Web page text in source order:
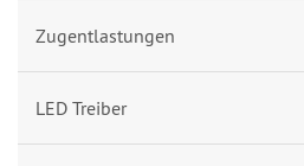
Zugentlastungen
LED Treiber